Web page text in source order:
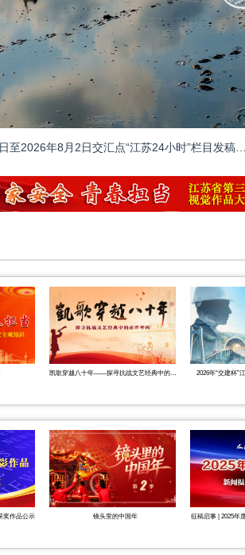
2026年7月27日至2026年8月2日交汇点“江苏
凯歌穿越八十年——探寻抗战文艺经典中的必胜密码 2026年“交建杯”
奖作品公示 镜头里的中国年 征稿启事 | 2025年